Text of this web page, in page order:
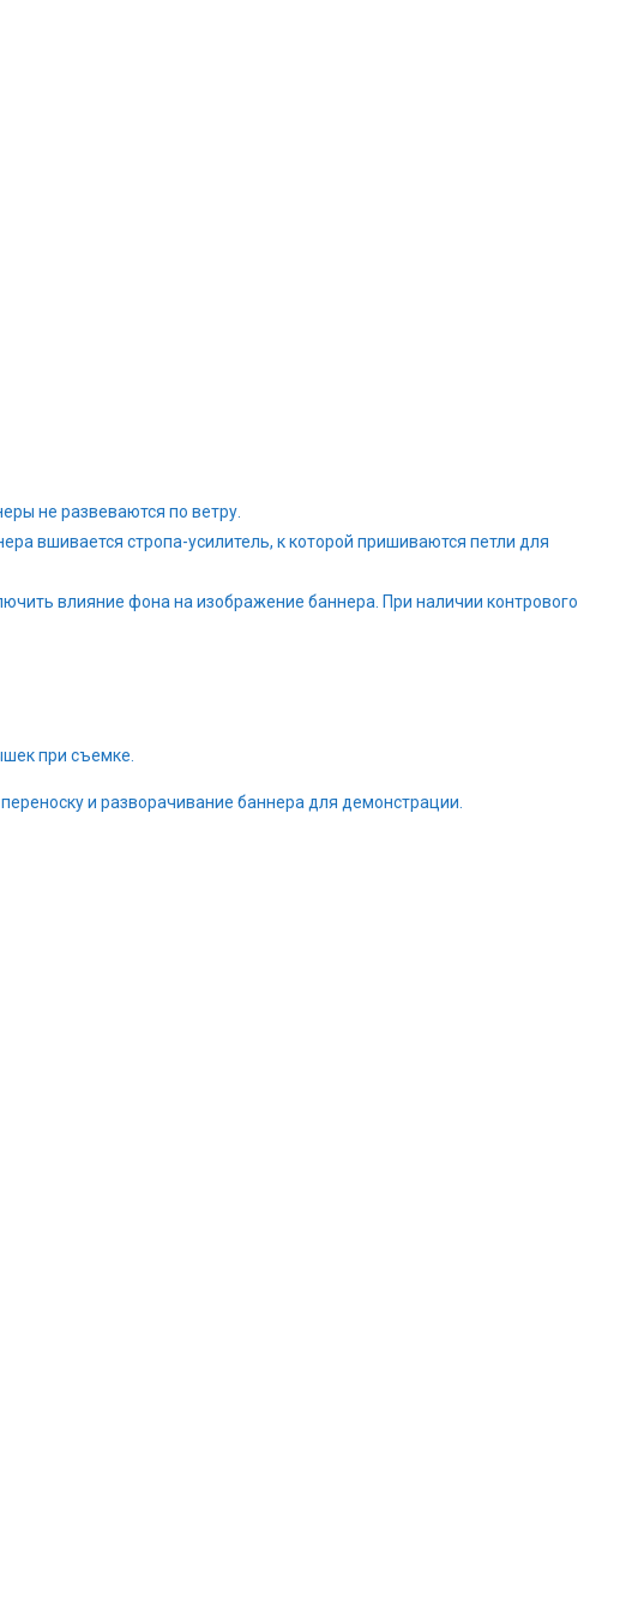
не развеваются по ветру.
вшивается стропа-усилитель, к которой пришиваются петли для
влияние фона на изображение баннера. При наличии контрового
при съемке.
и разворачивание баннера для демонстрации.